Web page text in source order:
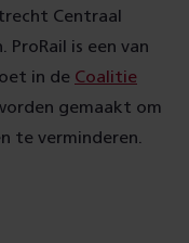
Centraal
is een van
in de Coalitie
gemaakt om
te verminderen.